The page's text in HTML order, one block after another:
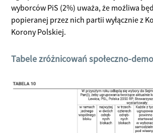
wyborców PiS (2%) uważa, że możliwa
popieranej przez nich partii wyłącznie z
Korony Polskiej.
Tabele zróżnicowań społeczno-